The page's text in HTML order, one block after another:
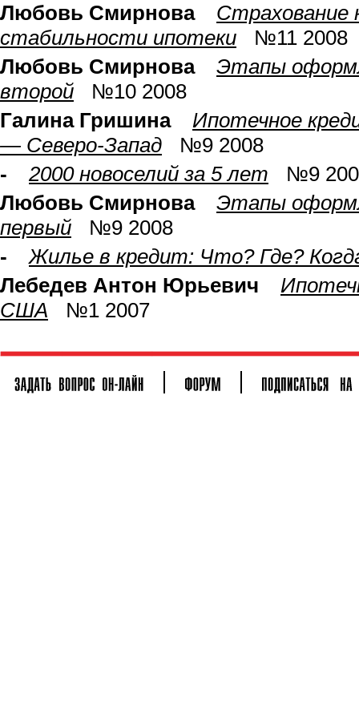
Любовь Смирнова
Страхование
стабильности ипотеки
№11 2008
Любовь Смирнова
Этапы
второй
№10 2008
Галина Гришина
Ипотечное
— Северо-Запад
№9 2008
-
2000 новоселий за 5 лет
№9
Любовь Смирнова
Этапы
первый
№9 2008
-
Жилье в кредит: Что? Где?
Лебедев Антон Юрьевич
США
№1 2007